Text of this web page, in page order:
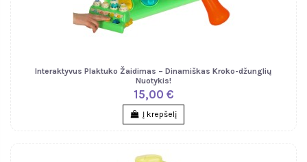
Interaktyvus Plaktuko Žaidimas – Dinamiškas Kroko-džunglių
Nuotykis!
15,00 €
Į krepšelį